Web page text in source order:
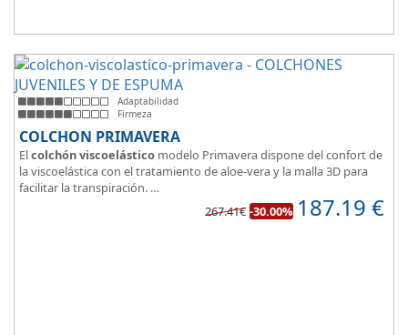
Adaptabilidad
Firmeza
COLCHON PRIMAVERA
Elcolchón viscoelástico modelo Primavera dispone del confort de
la viscoelástica con el tratamiento de aloe-vera y la malla 3D para
facilitar la transpiración.
Según medida del colchón estamos hablando tanto de un colchón
267.41€ -30.00% 187.19 €